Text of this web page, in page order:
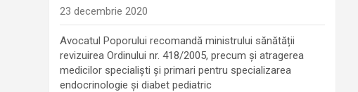
23 decembrie 2020
Avocatul Poporului recomandă ministrului sănătății
revizuirea Ordinului nr. 418/2005, precum și atragerea
medicilor specialiști și primari pentru specializarea
endocrinologie şi diabet pediatric